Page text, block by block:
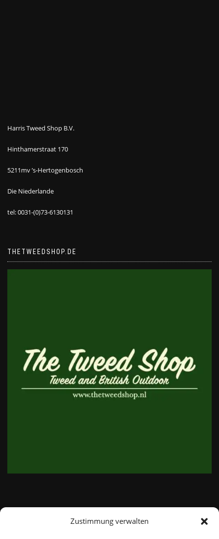
Zustimmung verwalten
Harris Tweed Shop B.V.
Hinthamerstraat 170
5211mv ’s-Hertogenbosch
Die Niederlande
tel: 0031-(0)73-6130131
THETWEEDSHOP.DE